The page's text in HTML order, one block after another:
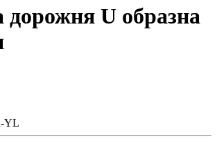
U образна
YL